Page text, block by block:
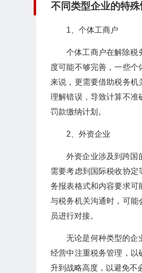
不同类型企业的特
1、个体工商户
个体工商户在解除税
度可能不够完善，一些
来说，更需要借助税务机
理解错误，导致计算不准
罚款缴纳计划。
2、外资企业
外资企业涉及到跨国
需要考虑到国际税收协
务报表格式和内容要求可
与税务机关沟通时，可能
员进行对接。
无论是何种类型的企
经营中注重税务管理，以
升到战略高度，以避免不